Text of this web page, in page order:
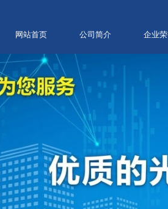
网站首页 公司简介 企业